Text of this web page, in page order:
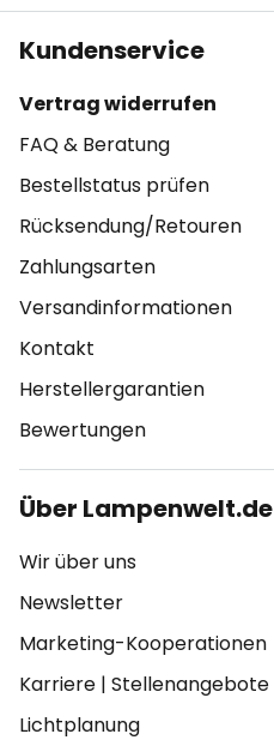
Kundenservice
Vertrag widerrufen
FAQ & Beratung
Bestellstatus prüfen
Rücksendung/Retouren
Zahlungsarten
Versandinformationen
Kontakt
Herstellergarantien
Bewertungen
Über Lampenwelt.de
Wir über uns
Newsletter
Marketing-Kooperationen
Karriere | Stellenangebote
Lichtplanung